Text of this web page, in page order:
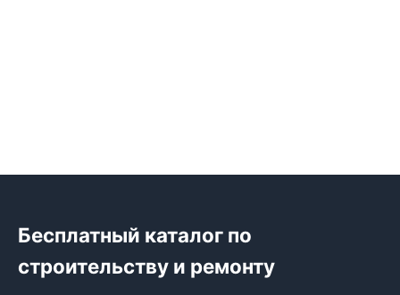
Бесплатный каталог по
строительству и ремонту